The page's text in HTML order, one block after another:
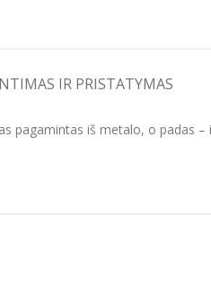
IR PRISTATYMAS
pagamintas iš metalo, o padas